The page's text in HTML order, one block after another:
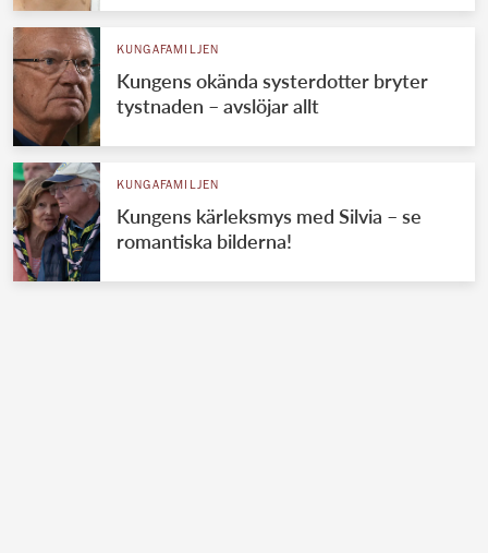
KUNGAFAMILJEN
Kungens okända systerdotter bryter
tystnaden – avslöjar allt
KUNGAFAMILJEN
Kungens kärleksmys med Silvia – se
romantiska bilderna!